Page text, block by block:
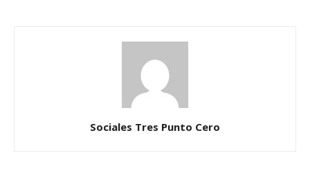
Sociales Tres Punto Cero